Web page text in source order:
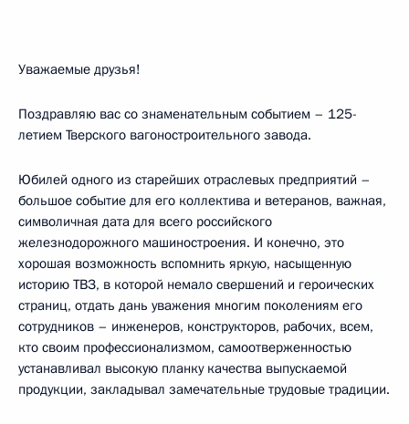
Уважаемые друзья!
Поздравляю вас со знаменательным событием – 125-
летием Тверского вагоностроительного завода.
Юбилей одного из старейших отраслевых предприятий –
большое событие для его коллектива и ветеранов, важная,
символичная дата для всего российского
железнодорожного машиностроения. И конечно, это
хорошая возможность вспомнить яркую, насыщенную
историю ТВЗ, в которой немало свершений и героических
страниц, отдать дань уважения многим поколениям его
сотрудников – инженеров, конструкторов, рабочих, всем,
кто своим профессионализмом, самоотверженностью
устанавливал высокую планку качества выпускаемой
продукции, закладывал замечательные трудовые традиции.